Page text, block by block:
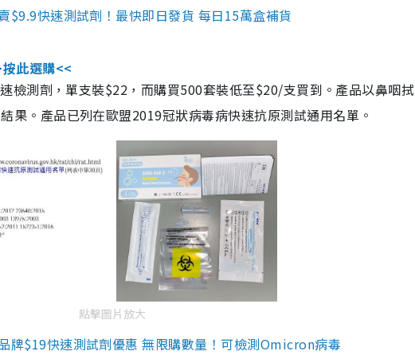
$9.9快速測試劑！最快即日發貨 每日15萬盒補貨
此選購<<
檢測劑，單支裝$22，而購買500套裝低至$20/支買到。產品以鼻咽
果。產品已列在歐盟2019冠狀病毒病快速抗原測試通用名單。
點擊圖片放大
牌$19快速測試劑優惠 無限購數量！可檢測Omicron病毒